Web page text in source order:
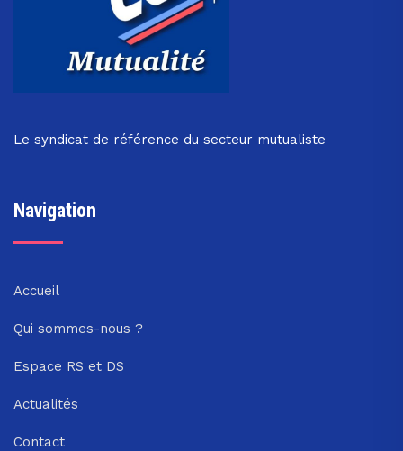
Le syndicat de référence du secteur mutualiste
Navigation
Accueil
Qui sommes-nous ?
Espace RS et DS
Actualités
Contact